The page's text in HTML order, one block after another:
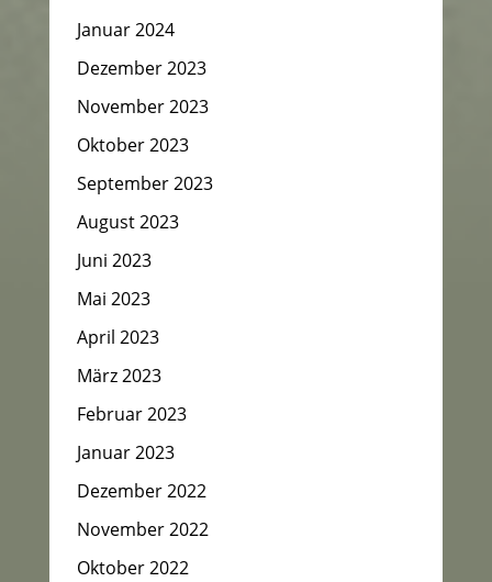
Januar 2024
Dezember 2023
November 2023
Oktober 2023
September 2023
August 2023
Juni 2023
Mai 2023
April 2023
März 2023
Februar 2023
Januar 2023
Dezember 2022
November 2022
Oktober 2022